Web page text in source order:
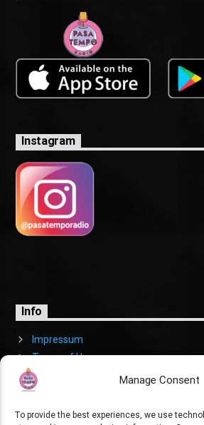
Manage Consent
To provide the best experiences, we use
Instagram
Info
Impressum
Terms of Use
Cookies Policy